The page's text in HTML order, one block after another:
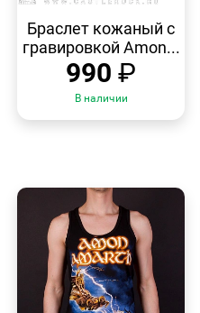
Браслет кожаный с
гравировкой Amon...
990 ₽
В наличии